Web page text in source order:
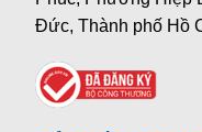
Đức, Thành phố Hồ